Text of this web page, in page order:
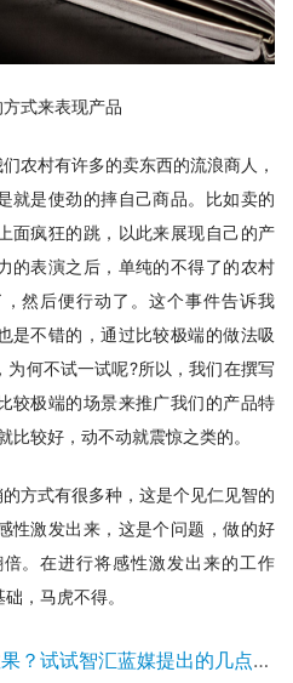
式来表现产品
村有许多的卖东西的流浪商人，
就是使劲的摔自己商品。比如卖的
面疯狂的跳，以此来展现自己的产
的表演之后，单纯的不得了的农村
然后便行动了。这个事件告诉我
是不错的，通过比较极端的做法吸
何不试一试呢?所以，我们在撰写
较极端的场景来推广我们的产品特
较好，动不动就震惊之类的。
式有很多种，这是个见仁见智的
性激发出来，这是个问题，做的好
。在进行将感性激发出来的工作
，马虎不得。
试试智汇蓝媒提出的几点建议吧